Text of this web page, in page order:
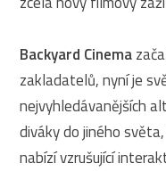
Backyard Cinema
zakladatelů, nyní je
nejvyhledávanějších
diváky do jiného
nabízí vzrušující